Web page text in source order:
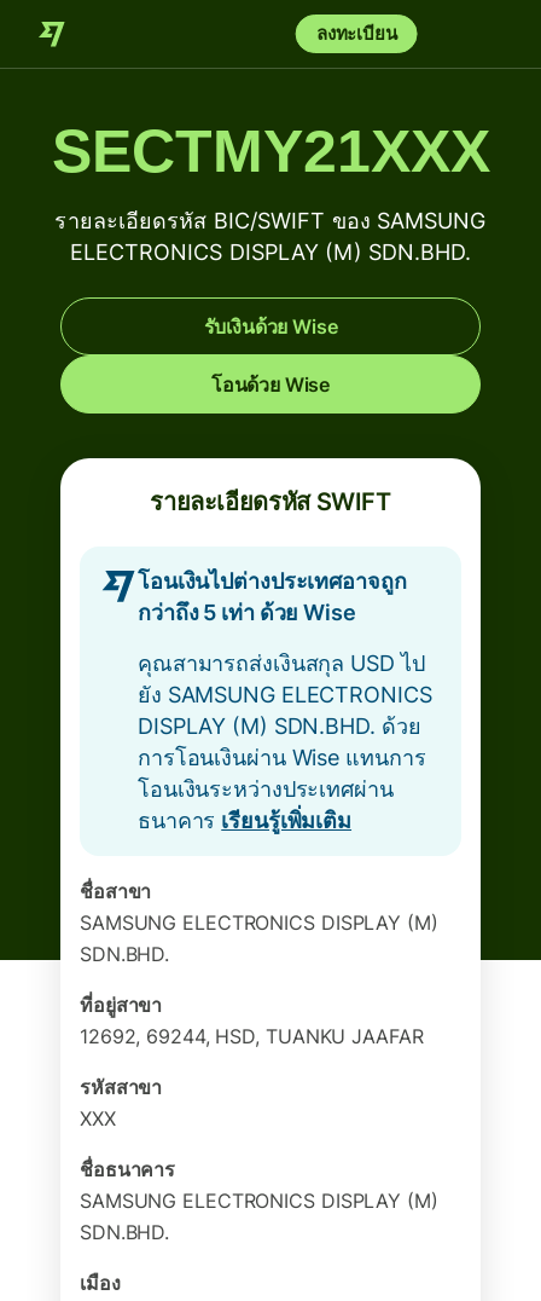
ลงทะเบียน
SECTMY21XXX
รายละเอียดรหัส BIC/SWIFT ของ SAMSUNG
ELECTRONICS DISPLAY (M) SDN.BHD.
รับเงินด้วย Wise
โอนด้วย Wise
รายละเอียดรหัส SWIFT
โอนเงินไปต่างประเทศอาจถูก
กว่าถึง 5 เท่า ด้วย Wise
คุณสามารถส่งเงินสกุล USD ไป
ยัง SAMSUNG ELECTRONICS
DISPLAY (M) SDN.BHD. ด้วย
การโอนเงินผ่าน Wise แทนการ
โอนเงินระหว่างประเทศผ่าน
ธนาคาร เรียนรู้เพิ่มเติม
ชื่อสาขา
SAMSUNG ELECTRONICS DISPLAY (M)
SDN.BHD.
ที่อยู่สาขา
12692, 69244, HSD, TUANKU JAAFAR
รหัสสาขา
XXX
ชื่อธนาคาร
SAMSUNG ELECTRONICS DISPLAY (M)
SDN.BHD.
เมือง